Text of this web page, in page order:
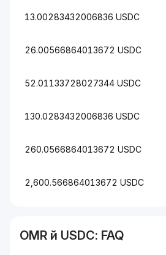
13.00283432006836 USDC
26.00566864013672 USDC
52.01133728027344 USDC
130.0283432006836 USDC
260.0566864013672 USDC
2,600.566864013672 USDC
OMR й USDC: FAQ